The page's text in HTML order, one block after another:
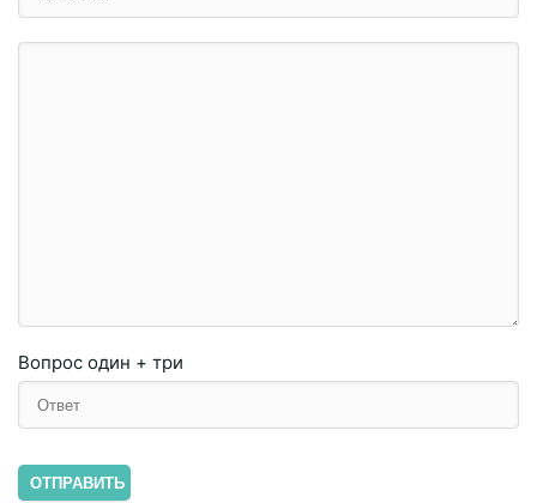
Вопрос один + три
ОТПРАВИТЬ